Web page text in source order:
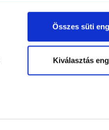
Összes süti
Kiválasztás